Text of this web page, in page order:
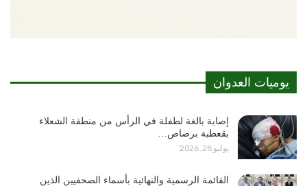
يوميات العدوان
إصابة بالغة لطفلة في الرأس من منطقة الشعلاء
بقعطبة برصاص…
يوليو 28, 2026
القائمة الرسمية والنهائية بأسماء الصحفيين الذين